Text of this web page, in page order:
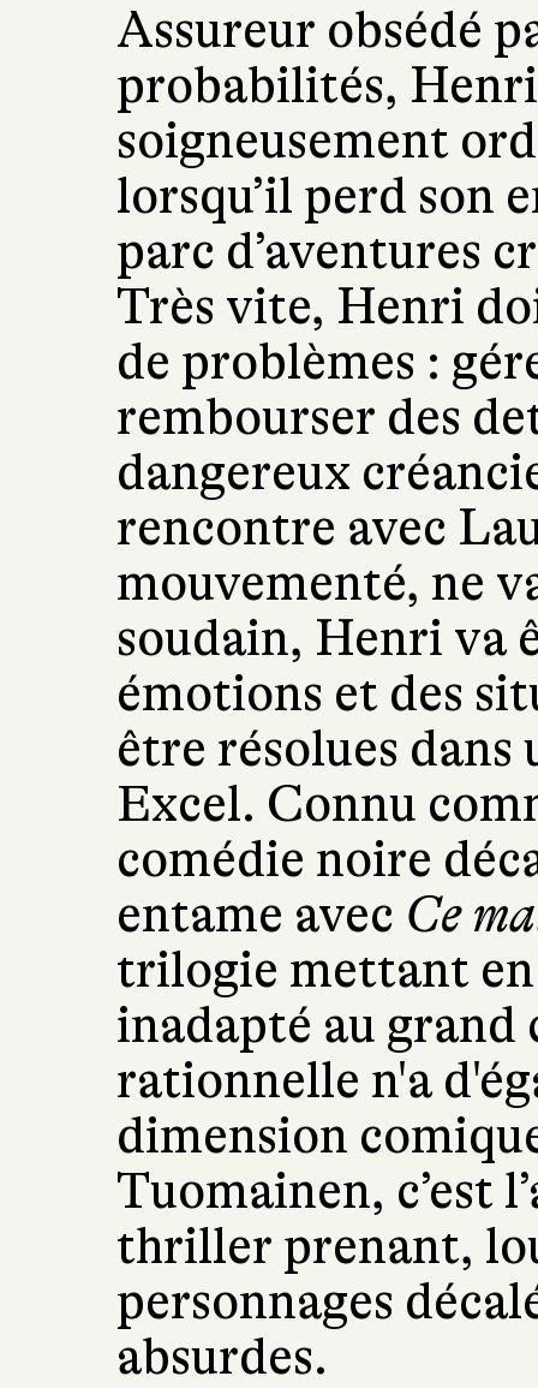
Assureur obsédé
probabilités,
soigneusement
lorsqu’il perd son
parc d’aventures
Très vite, Henri
de problèmes :
rembourser des
dangereux
rencontre avec
mouvementé, ne
soudain, Henri va
émotions et des
être résolues
Excel. Connu
comédie noire
entame avec Ce
trilogie mettant en
inadapté au grand
rationnelle n'a
dimension
Tuomainen, c’est
thriller prenant,
personnages
absurdes.